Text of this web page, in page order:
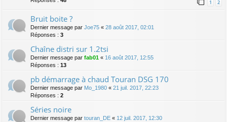
1 2
Bruit boite ?
Dernier message par Joe75 « 28 août 2017, 02:01
Réponses : 3
Chaîne distri sur 1.2tsi
Dernier message par fab01 « 16 août 2017, 12:55
Réponses : 13
pb démarrage à chaud Touran DSG 170
Dernier message par Mo_1980 « 21 juil. 2017, 22:23
Réponses : 2
Séries noire
Dernier message par touran_DE « 12 juil. 2017, 12:30